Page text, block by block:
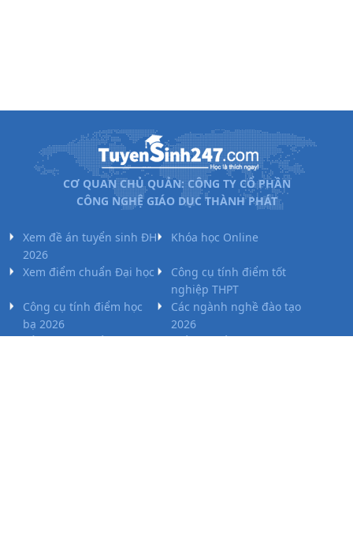
CƠ QUAN CHỦ QUẢN: CÔNG TY CỔ PHẦN
CÔNG NGHỆ GIÁO DỤC THÀNH PHÁT
Xem đề án tuyển sinh ĐH
2026
Khóa học Online
Xem điểm chuẩn Đại học
Công cụ tính điểm tốt
nghiệp THPT
Công cụ tính điểm học
bạ 2026
Các ngành nghề đào tạo
2026
Tổ hợp xét tuyển Đại học
Điểm chuẩn vào lớp 10